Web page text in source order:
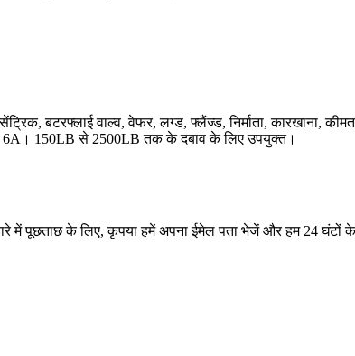
बटरफ्लाई वाल्व, वेफर, लग्ड, फ्लैंज्ड, निर्माता,
150LB से 2500LB तक के दबाव के लिए उपयुक्त।
बारे में पूछताछ के लिए, कृपया हमें अपना ईमेल पता भेजें और हम 24